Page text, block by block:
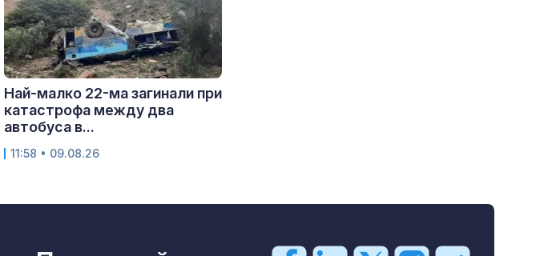
Най-малко 22-ма загинали при
катастрофа между два
автобуса в...
11:58 • 09.08.26